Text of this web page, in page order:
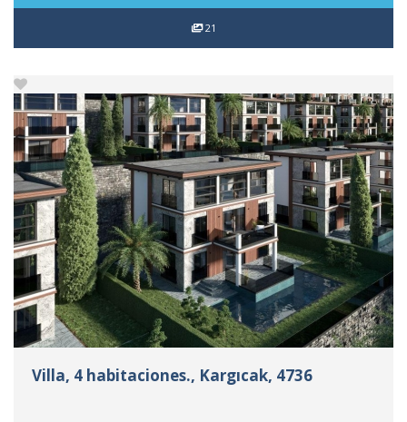
21
Villa, 4 habitaciones., Kargıcak, 4736